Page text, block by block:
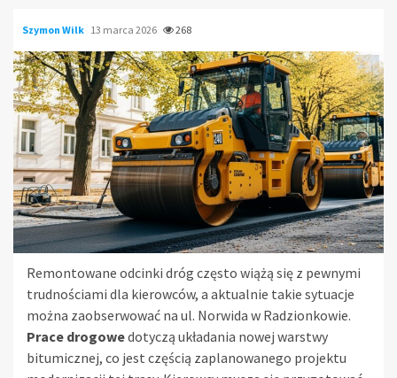
Szymon Wilk 13 marca 2026 268
Remontowane odcinki dróg często wiążą się z pewnymi
trudnościami dla kierowców, a aktualnie takie sytuacje
można zaobserwować na ul. Norwida w Radzionkowie.
Prace drogowedotyczą układania nowej warstwy
bitumicznej, co jest częścią zaplanowanego projektu